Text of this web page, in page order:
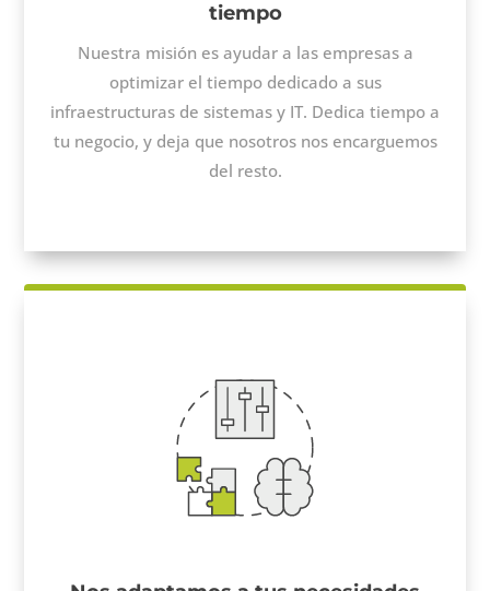
tiempo
Nuestra misión es ayudar a las empresas a
optimizar el tiempo dedicado a sus
infraestructuras de sistemas y IT. Dedica tiempo a
tu negocio, y deja que nosotros nos encarguemos
del resto.